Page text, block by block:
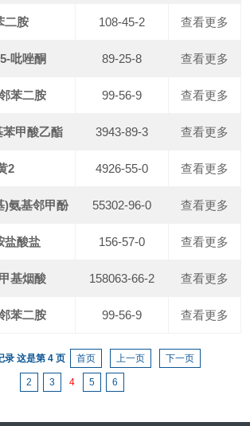
二胺 108-45-2 查看更多
吡唑酮 89-25-8 查看更多
苯二胺 99-56-9 查看更多
苯甲酸乙酯 3943-89-3 查看更多
2 4926-55-0 查看更多
)氨基邻甲酚 55302-96-0 查看更多
盐酸盐 156-57-0 查看更多
基烟酸 158063-66-2 查看更多
苯二胺 99-56-9 查看更多
录 这是第 4 页 首页 上一页 下一页
2 3 4 5 6